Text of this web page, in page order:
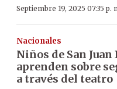
Septiembre 19, 2025 07:35 p.
Nacionales
Niños de San
aprenden sobre
a través del teatro